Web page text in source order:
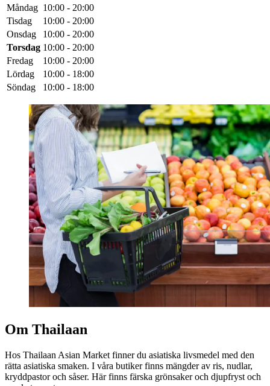
Måndag 10:00 - 20:00
Tisdag
10:00 - 20:00
Onsdag
10:00 - 20:00
Torsdag 10:00 - 20:00
Fredag
10:00 - 20:00
Lördag
10:00 - 18:00
Söndag
10:00 - 18:00
Om Thailaan
Hos Thailaan Asian Market finner du asiatiska livsmedel med den
rätta asiatiska smaken. I våra butiker finns mängder av ris, nudlar,
kryddpastor och såser. Här finns färska grönsaker och djupfryst och